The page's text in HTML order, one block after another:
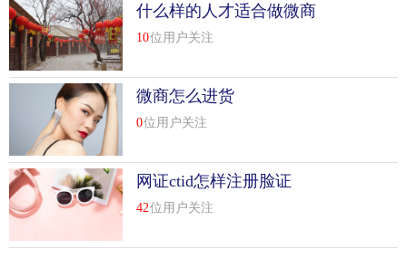
什么样的人才适合做微商
10位用户关注
微商怎么进货
0位用户关注
网证ctid怎样注册脸证
42位用户关注